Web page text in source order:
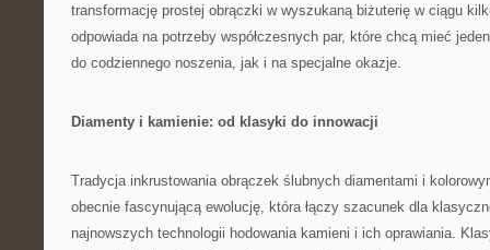
transformację prostej obrączki w wyszukaną biżuterię w ciągu
odpowiada na potrzeby współczesnych par, które chcą mieć
do codziennego noszenia, jak i na specjalne okazje.
Diamenty i kamienie: od klasyki do innowacji
Tradycja inkrustowania obrączek ślubnych diamentami i
obecnie fascynującą ewolucję, która łączy szacunek dla
najnowszych technologii hodowania kamieni i ich oprawiania.